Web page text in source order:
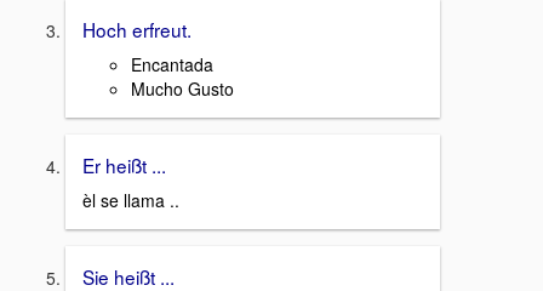
Hoch erfreut.
Encantada
Mucho Gusto
Er heißt ...
èl se llama ..
Sie heißt ...